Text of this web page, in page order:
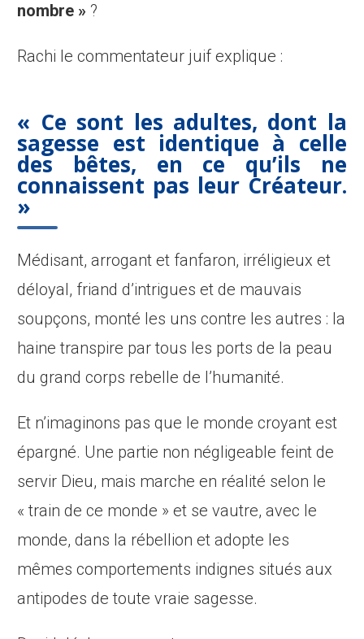
nombre » ?
Rachi le commentateur juif explique :
« Ce sont les adultes, dont la
sagesse est identique à celle
des bêtes, en ce qu’ils ne
connaissent pas leur Créateur.
»
Médisant, arrogant et fanfaron, irréligieux et
déloyal, friand d’intrigues et de mauvais
soupçons, monté les uns contre les autres : la
haine transpire par tous les ports de la peau
du grand corps rebelle de l’humanité.
Et n’imaginons pas que le monde croyant est
épargné. Une partie non négligeable feint de
servir Dieu, mais marche en réalité selon le
« train de ce monde » et se vautre, avec le
monde, dans la rébellion et adopte les
mêmes comportements indignes situés aux
antipodes de toute vraie sagesse.